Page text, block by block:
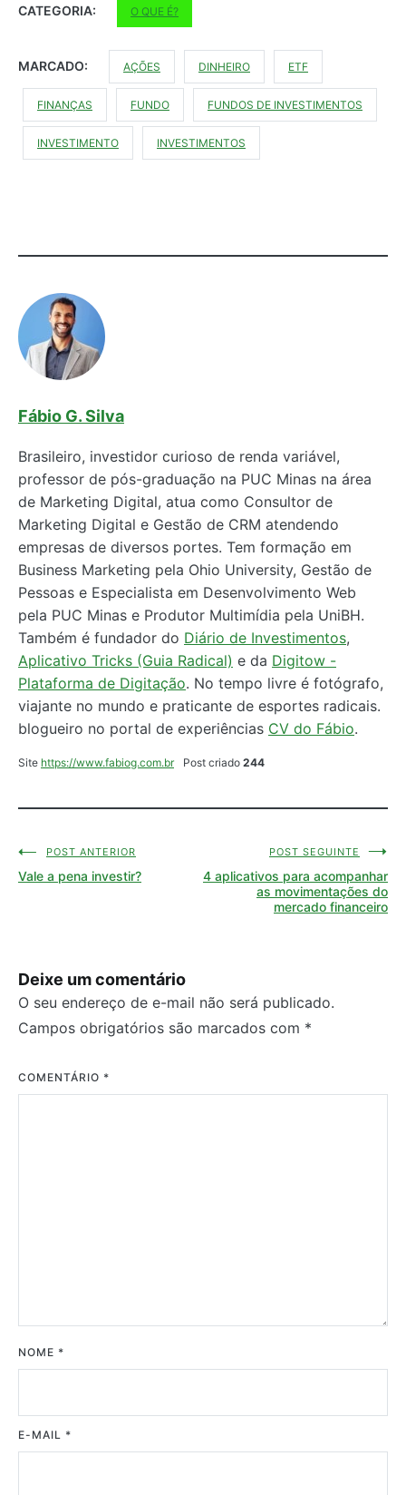
CATEGORIA: O QUE É?
MARCADO: AÇÕES DINHEIRO ETF
FINANÇAS FUNDO FUNDOS DE INVESTIMENTOS
INVESTIMENTO INVESTIMENTOS
Fábio G. Silva
Brasileiro, investidor curioso de renda variável,
professor de pós-graduação na PUC Minas na área
de Marketing Digital, atua como Consultor de
Marketing Digital e Gestão de CRM atendendo
empresas de diversos portes. Tem formação em
Business Marketing pela Ohio University, Gestão de
Pessoas e Especialista em Desenvolvimento Web
pela PUC Minas e Produtor Multimídia pela UniBH.
Também é fundador do Diário de Investimentos,
Aplicativo Tricks (Guia Radical) e da Digitow -
Plataforma de Digitação. No tempo livre é fotógrafo,
viajante no mundo e praticante de esportes radicais.
blogueiro no portal de experiências CV do Fábio.
Site https://www.fabiog.com.br Post criado 244
Navegação
POST ANTERIOR
Vale a pena investir?
POST SEGUINTE
4 aplicativos para acompanhar
as movimentações do
mercado financeiro
Deixe um comentário
O seu endereço de e-mail não será publicado.
Campos obrigatórios são marcados com *
COMENTÁRIO *
NOME *
E-MAIL *